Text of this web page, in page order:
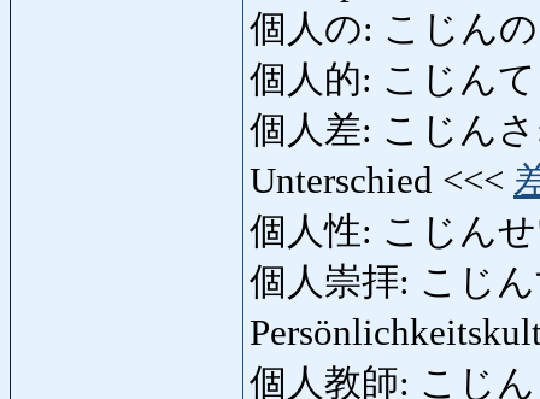
個人の: こじん
個人的: こじん
個人差: こじんさ
Unterschied <<<
個人性: こじん
個人崇拝: こじ
個人教師: こじん